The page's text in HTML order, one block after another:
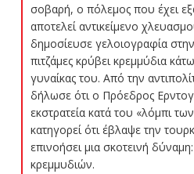
σοβαρή, ο πόλεμος που έχει
αποτελεί αντικείμενο
δημοσίευσε γελοιογραφία
πιτζάμες κρύβει κρεμμύδια
γυναίκας του. Από την
δήλωσε ότι ο Πρόεδρος
εκστρατεία κατά του «λόμπι
κατηγορεί ότι έβλαψε την
επινοήσει μια σκοτεινή
κρεμμυδιών.